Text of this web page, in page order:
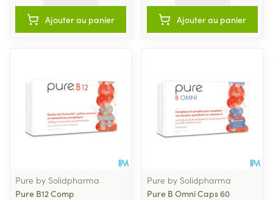
Ajouter au panier Ajouter au panier
Pure by Solidpharma
Pure B12 Comp
Pure by Solidpharma
Pure B Omni Caps 60